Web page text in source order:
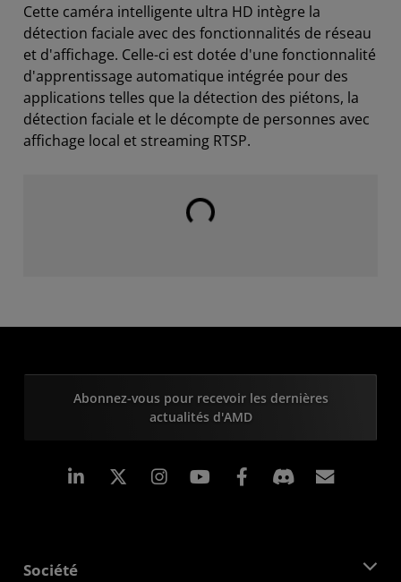
Cette caméra intelligente ultra HD intègre la
détection faciale avec des fonctionnalités de réseau
et d'affichage. Celle-ci est dotée d'une fonctionnalité
d'apprentissage automatique intégrée pour des
applications telles que la détection des piétons, la
détection faciale et le décompte de personnes avec
affichage local et streaming RTSP.
Chargement en cours...
Abonnez-vous pour recevoir les dernières
actualités d'AMD
LinkedIn Instagram Facebook
Société